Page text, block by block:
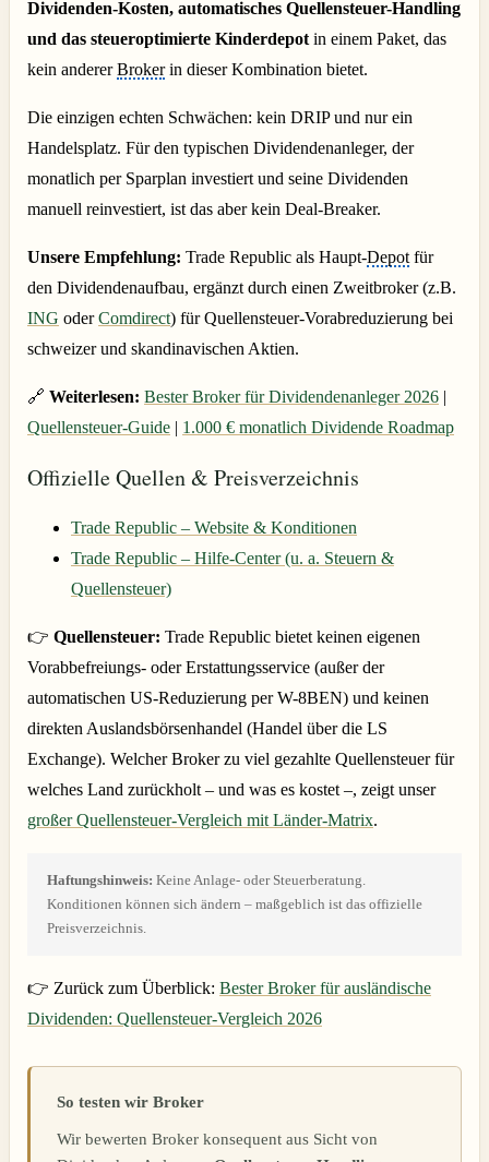
Dividenden-Kosten, automatisches Quellensteuer-Handling
und das steueroptimierte Kinderdepot in einem Paket, das
kein andererBrokerin dieser Kombination bietet.
Die einzigen echten Schwächen: kein DRIP und nur ein
Handelsplatz. Für den typischen Dividendenanleger, der
monatlich per Sparplan investiert und seine Dividenden
manuell reinvestiert, ist das aber kein Deal-Breaker.
Unsere Empfehlung: Trade Republic als Haupt-Depot für
den Dividendenaufbau, ergänzt durch einen Zweitbroker (z.B.
ING oderComdirect) für Quellensteuer-Vorabreduzierung bei
schweizer und skandinavischen Aktien.
🔗 Weiterlesen: Bester Broker für Dividendenanleger 2026 |
Quellensteuer-Guide | 1.000 € monatlich Dividende Roadmap
Offizielle Quellen & Preisverzeichnis
Trade Republic – Website & Konditionen
Trade Republic – Hilfe-Center (u. a. Steuern &
Quellensteuer)
👉 Quellensteuer: Trade Republic bietet keinen eigenen
Vorabbefreiungs- oder Erstattungsservice (außer der
automatischen US-Reduzierung per W-8BEN) und keinen
direkten Auslandsbörsenhandel (Handel über die LS
Exchange). Welcher Broker zu viel gezahlte Quellensteuer für
welches Land zurückholt – und was es kostet –, zeigt unser
großer Quellensteuer-Vergleich mit Länder-Matrix.
Haftungshinweis: Keine Anlage- oder Steuerberatung.
Konditionen können sich ändern – maßgeblich ist das offizielle
Preisverzeichnis.
👉 Zurück zum Überblick: Bester Broker für ausländische
Dividenden: Quellensteuer-Vergleich 2026
So testen wir Broker
Wir bewerten Broker konsequent aus Sicht von